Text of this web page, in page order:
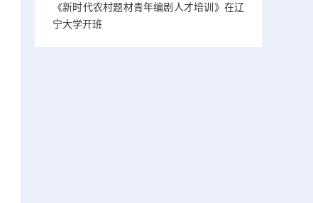
《新时代农村题材青年编剧人才培训》在辽
宁大学开班